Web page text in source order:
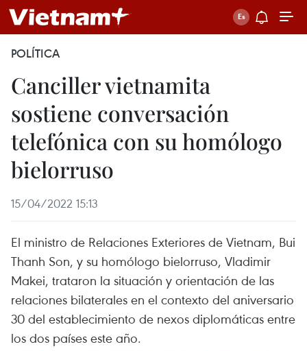
POLÍTICA
Canciller vietnamita
sostiene conversación
telefónica con su homólogo
bielorruso
15/04/2022 15:13
El ministro de Relaciones Exteriores de Vietnam, Bui
Thanh Son, y su homólogo bielorruso, Vladimir
Makei, trataron la situación y orientación de las
relaciones bilaterales en el contexto del aniversario
30 del establecimiento de nexos diplomáticas entre
los dos países este año.